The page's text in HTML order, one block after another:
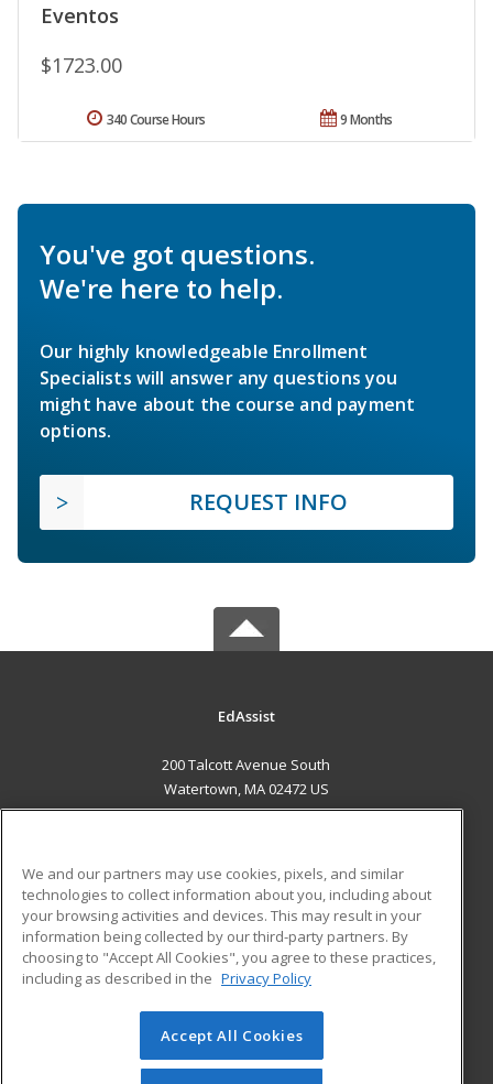
Eventos
$1723.00
9 Months
340 Course Hours
You've got questions.
We're here to help.
Our highly knowledgeable Enrollment
Specialists will answer any questions you
might have about the course and payment
options.
REQUEST INFO
EdAssist
200 Talcott Avenue South
Watertown, MA 02472 US
ADDITIONAL RESOURCES
Military
Financial Assistance
Help
Student Blog
© 2026 ed2go, a division of Cengage Learning. All rights
reserved. The material on this site cannot be reproduced or
We and our partners may use cookies, pixels, and similar
technologies to collect information about you, including about
your browsing activities and devices. This may result in your
information being collected by our third-party partners. By
choosing to "Accept All Cookies", you agree to these practices,
including as described in the Privacy Policy
Accept All Cookies